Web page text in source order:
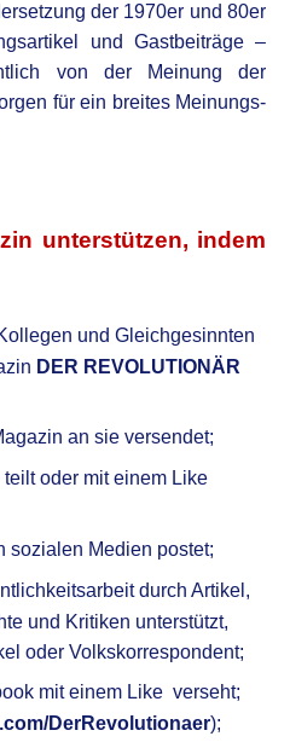
der 1970er und 80er
und Gastbeiträge –
von der Meinung der
für ein breites Meinungs-
unterstützen, indem
und Gleichgesinnten
DER REVOLUTIONÄR
an sie versendet;
oder mit einem Like
sozialen Medien postet;
durch Artikel,
und Kritiken unterstützt,
oder Volkskorrespondent;
mit einem Like verseht;
DerRevolutionaer);